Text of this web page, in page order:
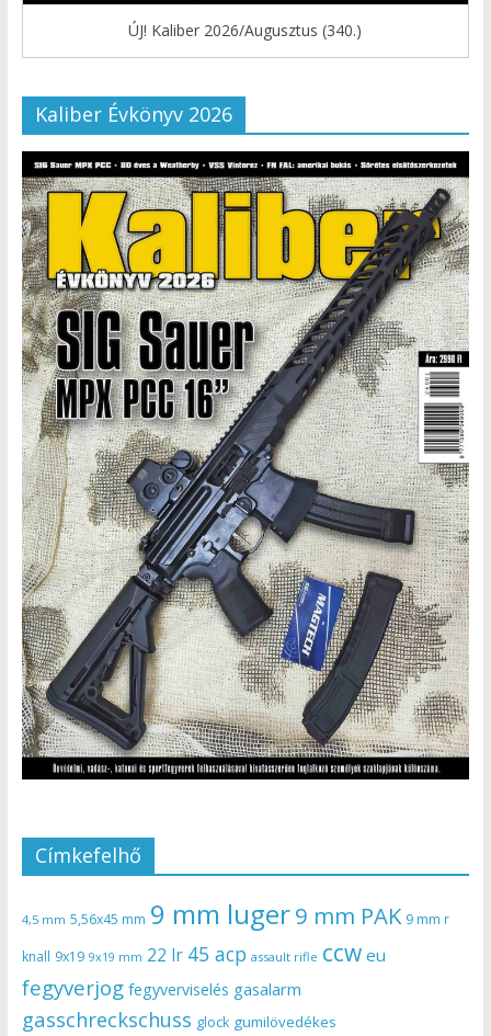
ÚJ! Kaliber 2026/Augusztus (340.)
Kaliber Évkönyv 2026
Címkefelhő
4,5 mm 5,56x45 mm 9 mm luger9 mm PAK 9 mm r
knall 9x19 9x19 mm 22 lr 45 acp assault rifle ccw eu
fegyverjog fegyverviselés gasalarm
gasschreckschuss glock gumilövedékes